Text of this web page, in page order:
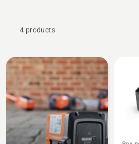
4 products
Tutti
i
prodotti